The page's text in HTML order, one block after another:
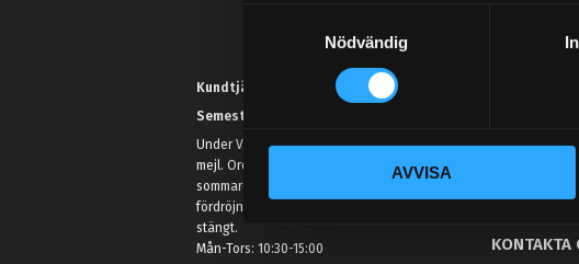
t
y
c
k
v
Nödvändig
AVVISA
Kundtjänst telefon:
Semestertider.
Under V.27 - V.33 nås vi enbart på
mejl. Ordrar skickas under
sommaren men med viss
fördröjning. 2/7 -9/7 är det helt
stängt.
Mån-Tors: 10:30-15:00
KONTAKTA